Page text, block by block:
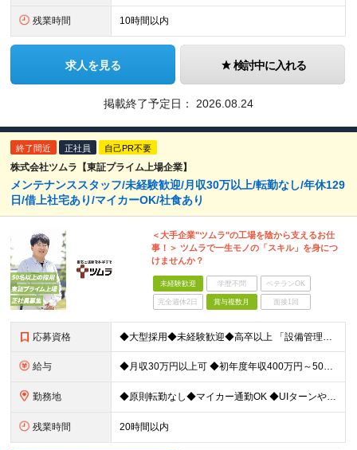
残業時間 10時間以内
求人を見る 検討中に入れる
掲載終了予定日： 2026.08.24
終了間近 正社員 自己PR不要
株式会社ツムラ【東証プライム上場企業】
メンテナンススタッフ/未経験歓迎/月収30万以上/転勤なし/年休129
日/借上社宅あり/マイカーOK/社食あり
＜大手企業"ツムラ"の工場を陰から支えるお仕
事！＞ ツムラで一生モノの「スキル」を身につ
けませんか？
未経験歓迎 学歴不問 ベテランOK
完全週休2日 賞与複数月 面接1回
応募資格 ◆大型採用◆未経験歓迎◆高卒以上 「設備管理は初めて…」という方でも大丈夫。 イチから丁寧にお教えしますのでご安心ください。 ＼こんなアナタにピッタリ／ ◎「人の健康に貢献したい」という想いがある
給与 ◆月収30万円以上可 ◆初年度年収400万円～500万円想定 月給21万7,080円～22万7,810円＋各種手当＋賞与年2回 ★「手当」や「賞与」が手厚いため、1年目未経験でも年収400万円以上
勤務地 ◆原則転勤なし◆マイカー通勤OK ◆UIターンや移住転職歓迎。Web面接実施中 ＜茨城工場＞ 茨城県稲敷郡阿見町吉原3586 ┗クリーンで働きやすいのが魅力です。 ★豊かな自然と便利な生活環境が調
残業時間 20時間以内